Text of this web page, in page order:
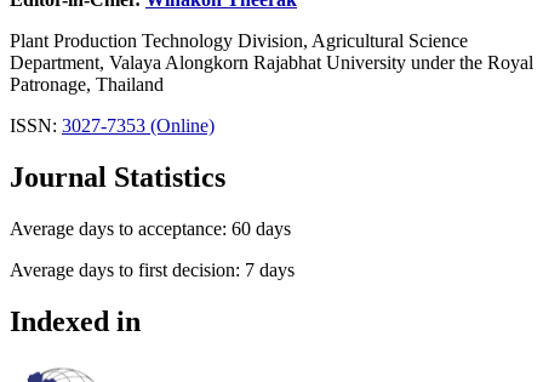
Plant Production Technology Division, Agricultural Science
Department, Valaya Alongkorn Rajabhat University under the Royal
Patronage, Thailand
ISSN: 3027-7353 (Online)
Journal Statistics
Average days to acceptance: 60 days
Average days to first decision: 7 days
Indexed in